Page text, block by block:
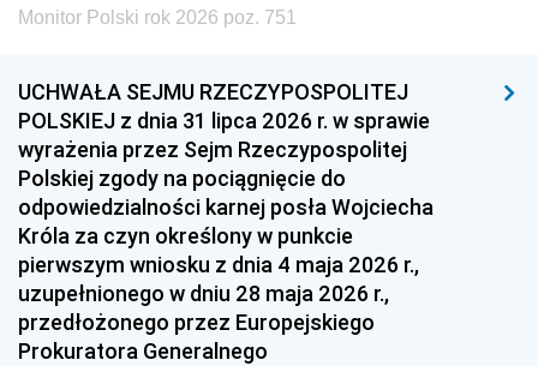
Monitor Polski rok 2026 poz. 751
UCHWAŁA SEJMU RZECZYPOSPOLITEJ
POLSKIEJ z dnia 31 lipca 2026 r. w sprawie
wyrażenia przez Sejm Rzeczypospolitej
Polskiej zgody na pociągnięcie do
odpowiedzialności karnej posła Wojciecha
Króla za czyn określony w punkcie
pierwszym wniosku z dnia 4 maja 2026 r.,
uzupełnionego w dniu 28 maja 2026 r.,
przedłożonego przez Europejskiego
Prokuratora Generalnego